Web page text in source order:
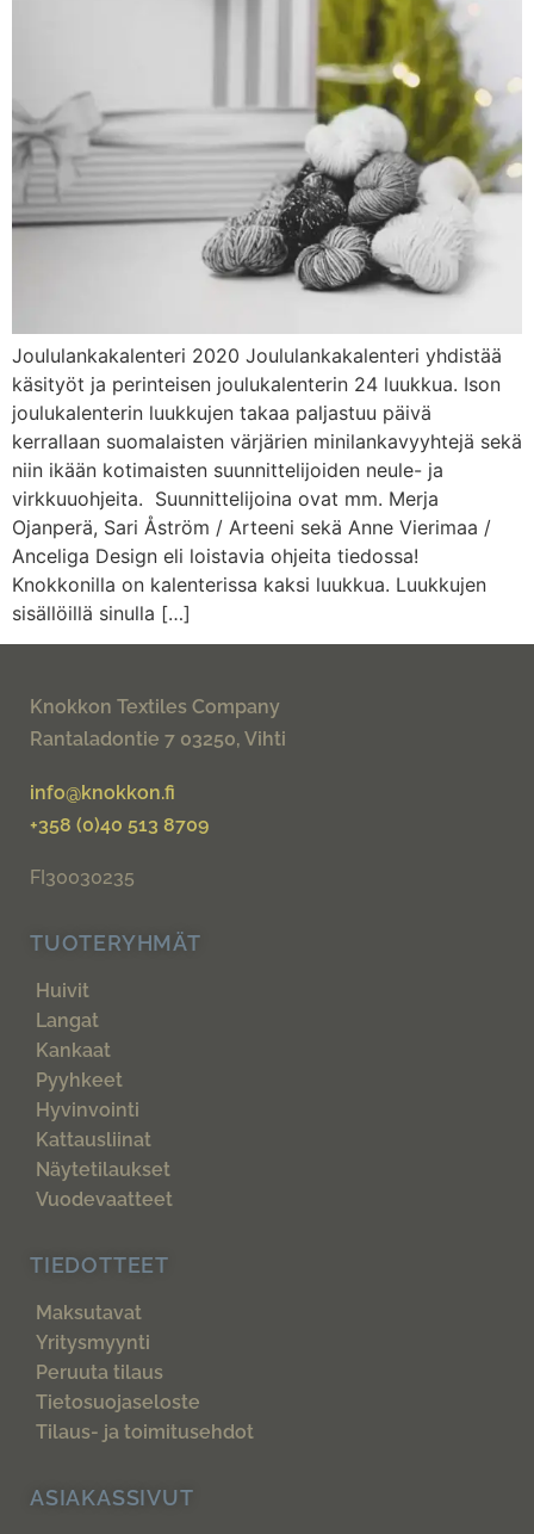
Joululankakalenteri 2020 Joululankakalenteri yhdistää
käsityöt ja perinteisen joulukalenterin 24 luukkua. Ison
joulukalenterin luukkujen takaa paljastuu päivä
kerrallaan suomalaisten värjärien minilankavyyhtejä sekä
niin ikään kotimaisten suunnittelijoiden neule- ja
virkkuuohjeita. Suunnittelijoina ovat mm. Merja
Ojanperä, Sari Åström / Arteeni sekä Anne Vierimaa /
Anceliga Design eli loistavia ohjeita tiedossa!
Knokkonilla on kalenterissa kaksi luukkua. Luukkujen
sisällöillä sinulla […]
Knokkon Textiles Company
Rantaladontie 7 03250, Vihti
info@knokkon.fi
+358 (0)40 513 8709
FI30030235
TUOTERYHMÄT
Huivit
Langat
Kankaat
Pyyhkeet
Hyvinvointi
Kattausliinat
Näytetilaukset
Vuodevaatteet
TIEDOTTEET
Maksutavat
Yritysmyynti
Peruuta tilaus
Tietosuojaseloste
Tilaus- ja toimitusehdot
ASIAKASSIVUT